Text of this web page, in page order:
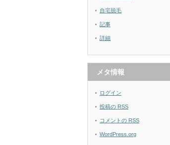
自宅脱毛
記事
詳細
メタ情報
ログイン
投稿の RSS
コメントの RSS
WordPress.org